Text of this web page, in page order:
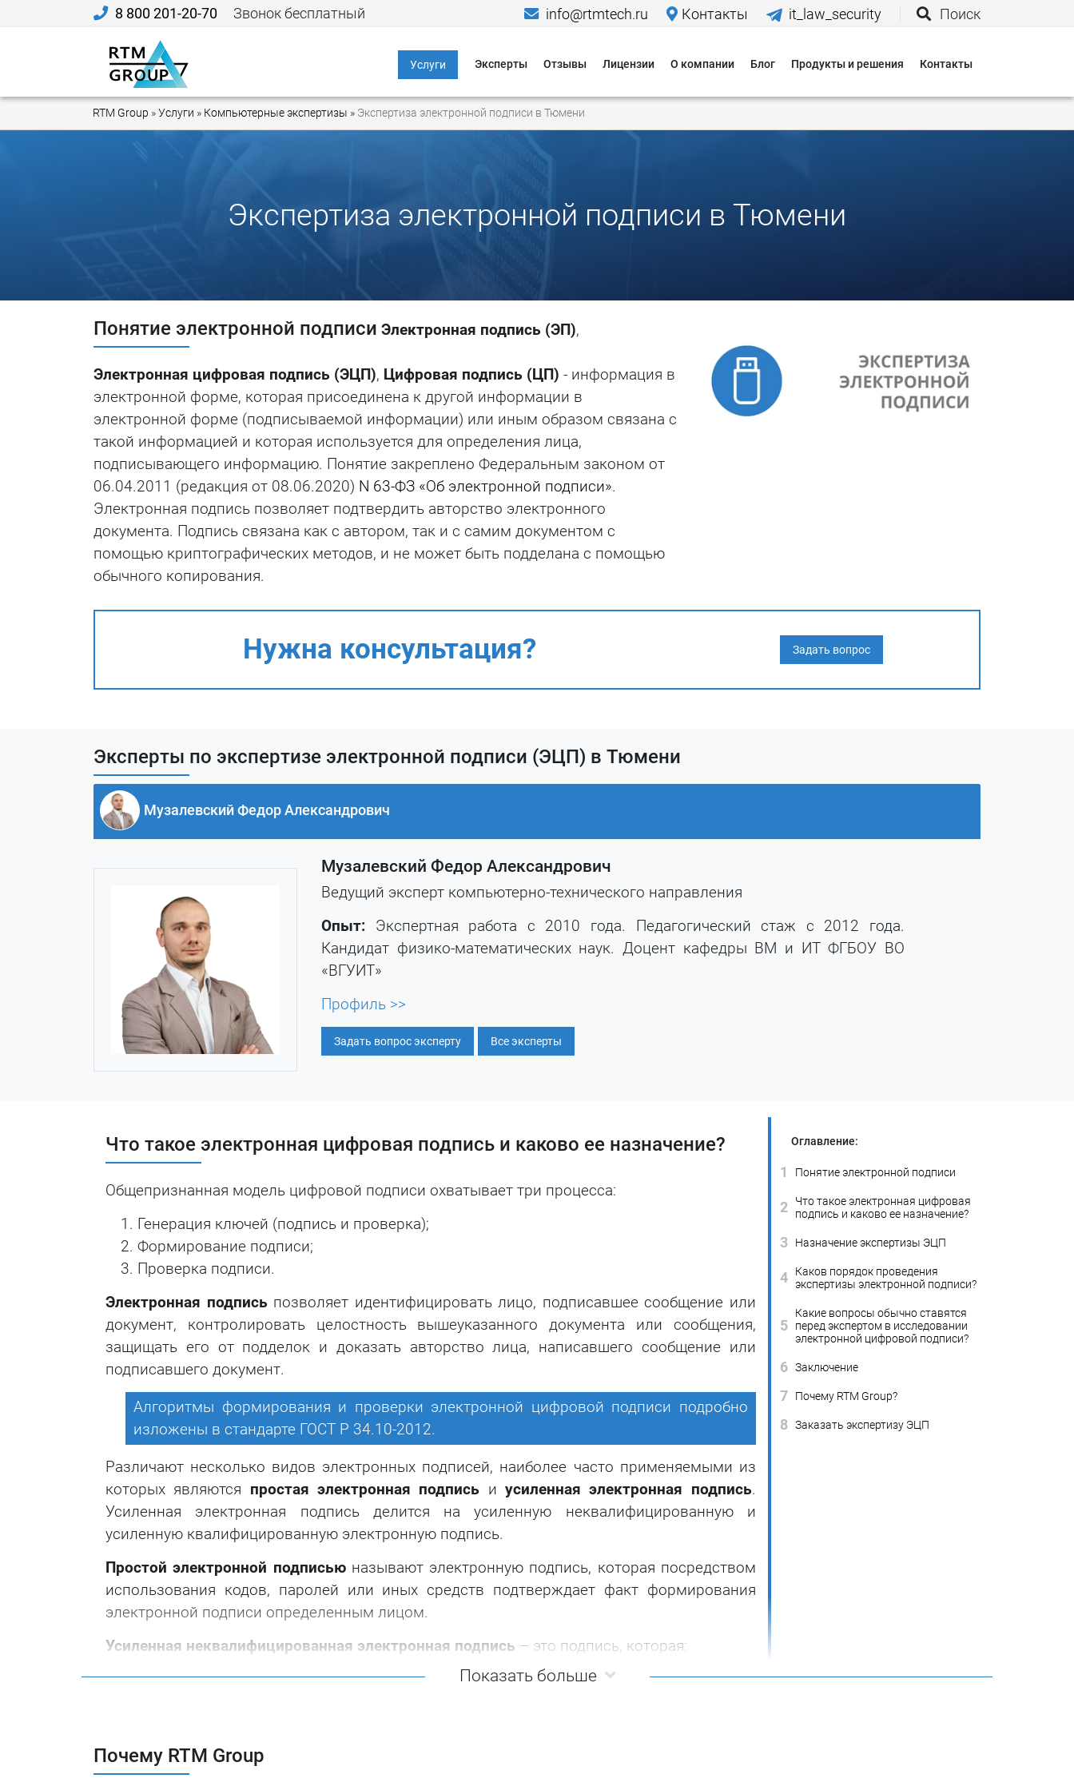
8 800 201-20-70 Звонок бесплатный info@rtmtech.ru Контакты it_law_security Поиск
Услуги
Информационная
безопасность
Юридические услуги в
области IT и ИБ
Критическая
Персональные
Тестирование на
проникновение
Эксперты Отзывы Лицензии О компании
Мероприятия
Исследования
Кейсы
Блог Продукты и решения Контакты
RTM Group »Услуги » Компьютерные экспертизы » Экспертиза электронной подписи в Тюмени
Экспертиза электронной подписи в Тюмени
Понятие электронной подписи Электронная подпись (ЭП),
Электронная цифровая подпись (ЭЦП), Цифровая подпись (ЦП) - информация в
электронной форме, которая присоединена к другой информации в
электронной форме (подписываемой информации) или иным образом связана с
такой информацией и которая используется для определения лица,
подписывающего информацию. Понятие закреплено Федеральным законом от
06.04.2011 (редакция от 08.06.2020) N 63-ФЗ «Об электронной подписи».
Электронная подпись позволяет подтвердить авторство электронного
документа. Подпись связана как с автором, так и с самим документом с
помощью криптографических методов, и не может быть подделана с помощью
обычного копирования.
Нужна консультация? Задать вопрос
Эксперты по экспертизе электронной подписи (ЭЦП) в Тюмени
Музалевский Федор Александрович
Музалевский Федор Александрович
Ведущий эксперт компьютерно-технического направления
Опыт: Экспертная работа с 2010 года. Педагогический стаж с 2012 года.
Кандидат физико-математических наук. Доцент кафедры ВМ и ИТ ФГБОУ ВО
«ВГУИТ»
Профиль >>
Задать вопрос эксперту Все эксперты
Что такое электронная цифровая подпись и каково ее назначение?
Общепризнанная модель цифровой подписи охватывает три процесса:
Генерация ключей (подпись и проверка);
Формирование подписи;
Проверка подписи.
Электронная подпись позволяет идентифицировать лицо, подписавшее сообщение или
документ, контролировать целостность вышеуказанного документа или сообщения,
защищать его от подделок и доказать авторство лица, написавшего сообщение или
подписавшего документ.
Алгоритмы формирования и проверки электронной цифровой подписи подробно
изложены в стандарте ГОСТ Р 34.10-2012.
Различают несколько видов электронных подписей, наиболее часто применяемыми из
которых являются простая электронная подпись иусиленная электронная подпись.
Усиленная электронная подпись делится на усиленную неквалифицированную и
усиленную квалифицированную электронную подпись.
Простой электронной подписьюназывают электронную подпись, которая посредством
использования кодов, паролей или иных средств подтверждает факт формирования
электронной подписи определенным лицом.
Усиленная неквалифицированная электронная подпись – это подпись, которая:
получена в результате криптографического преобразования информации с
позволяет обнаружить факт внесения изменений в электронный документ после
момента его подписания;
Оглавление:
1 Понятие электронной подписи
2
Что такое электронная цифровая
подпись и каково ее назначение?
3 Назначение экспертизы ЭЦП
4
Каков порядок проведения
экспертизы электронной подписи?
5
Какие вопросы обычно ставятся
перед экспертом в исследовании
электронной цифровой подписи?
6 Заключение
7 Почему RTM Group?
8 Заказать экспертизу ЭЦП
Показать больше
Почему RTM Group